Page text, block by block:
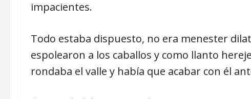
impacientes.
Todo estaba dispuesto, no era menester
espolearon a los caballos y como llanto
rondaba el valle y había que acabar con él